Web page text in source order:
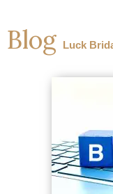
Blog Luck